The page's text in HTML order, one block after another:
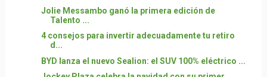
Jolie Messambo ganó la primera edición de
Talento ...
4 consejos para invertir adecuadamente tu retiro
d...
BYD lanza el nuevo Sealion: el SUV 100% eléctrico ...